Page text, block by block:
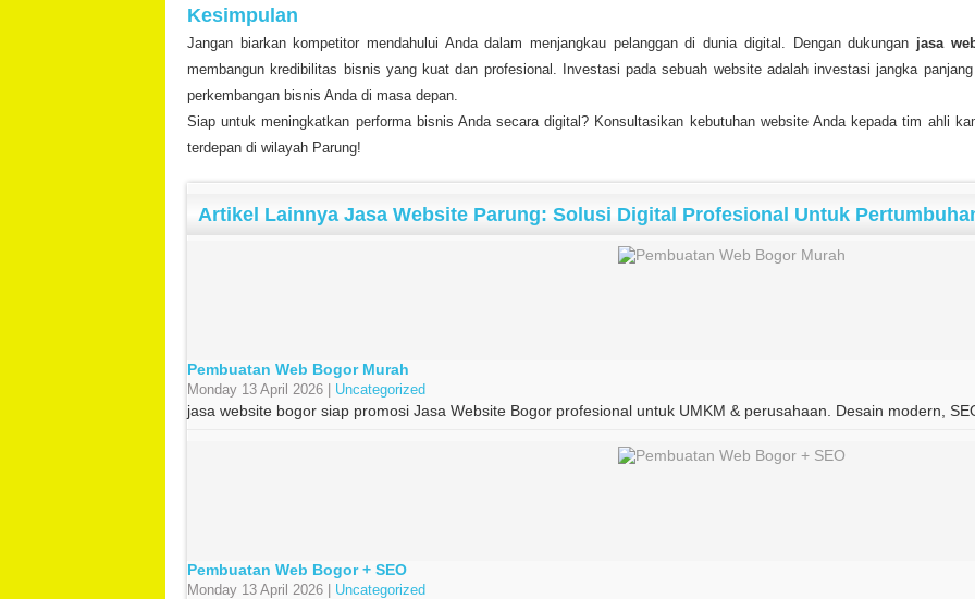
Kesimpulan
Jangan biarkan kompetitor mendahului Anda dalam menjangkau pelanggan di dunia digital. Dengan dukungan jasa
membangun kredibilitas bisnis yang kuat dan profesional. Investasi pada sebuah website adalah investasi jangka
perkembangan bisnis Anda di masa depan.
Siap untuk meningkatkan performa bisnis Anda secara digital? Konsultasikan kebutuhan website Anda kepada tim ahli
terdepan di wilayah Parung!
Artikel Lainnya Jasa Website Parung: Solusi Digital Profesional Untuk
Pembuatan Web Bogor Murah
Monday 13 April 2026 | Uncategorized
jasa website bogor siap promosi Jasa Website Bogor profesional untuk UMKM & perusahaan. Desain modern,
Pembuatan Web Bogor + SEO
Monday 13 April 2026 | Uncategorized